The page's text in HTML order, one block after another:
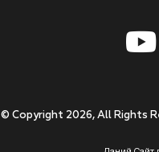
© Copyright 2026, All Rights